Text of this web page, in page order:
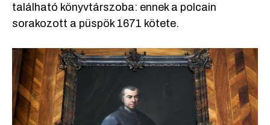
található könyvtárszoba: ennek a polcain
sorakozott a püspök 1671 kötete.